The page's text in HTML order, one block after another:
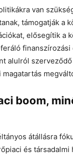
van
támogatják a
elősegítik a
alulról
boom,
átállásra
és társadalmi